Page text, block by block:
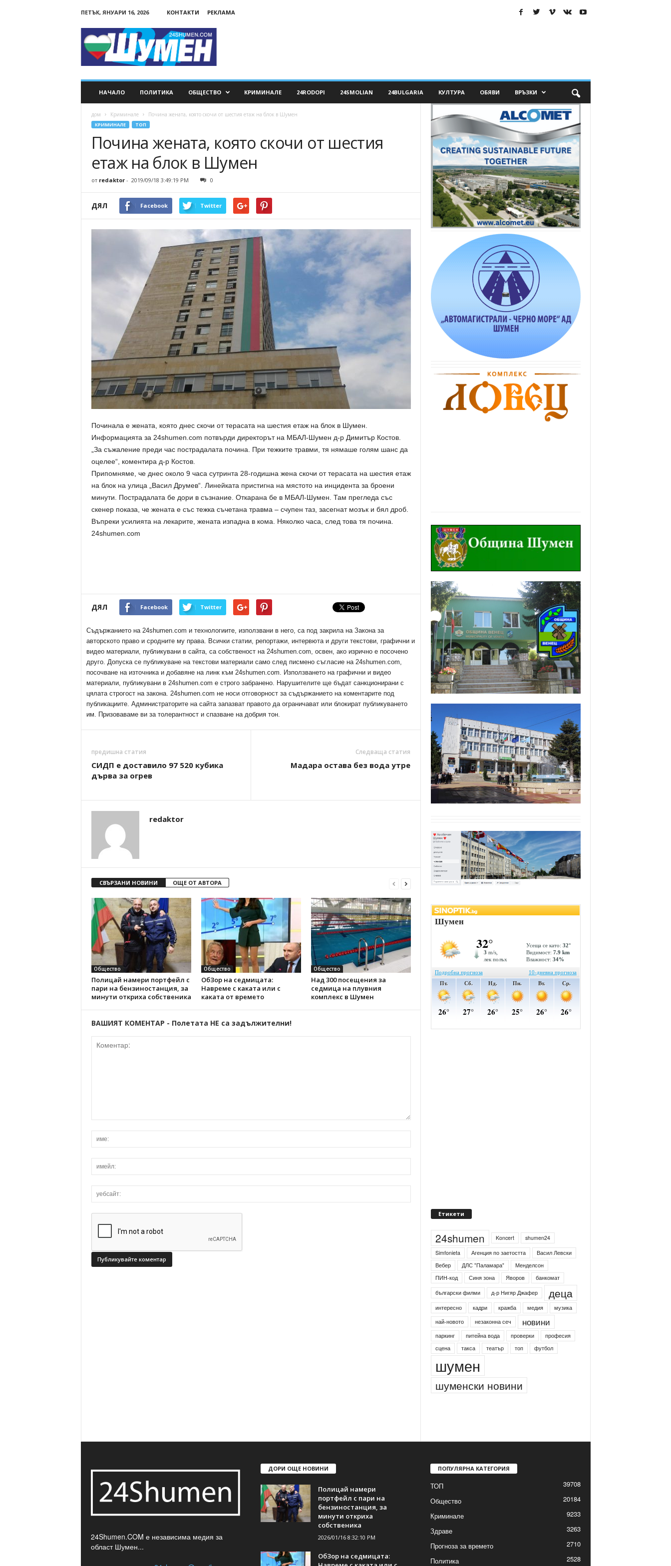
ПЕТЪК, ЯНУАРИ 16, 2026 КОНТАКТИ РЕКЛАМА
НАЧАЛО ПОЛИТИКА ОБЩЕСТВО КРИМИНАЛЕ 24RODOPI 24SMOLIAN 24BULGARIA КУЛТУРА ОБЯВИ ВРЪЗКИ
дом Криминале Почина жената, която скочи от шестия етаж на блок в Шумен
КРИМИНАЛЕ ТОП
Почина жената, която скочи от шестия
етаж на блок в Шумен
от redaktor- 2019/09/18 3:49:19 PM 0
ДЯЛ Facebook Twitter
Починала е жената, която днес скочи от терасата на шестия етаж на блок в Шумен.
Информацията за 24shumen.com потвърди директорът на МБАЛ-Шумен д-р Димитър Костов.
„За съжаление преди час пострадалата почина. При тежките травми, тя нямаше голям шанс да
оцелее“, коментира д-р Костов.
Припомняме, че днес около 9 часа сутринта 28-годишна жена скочи от терасата на шестия етаж
на блок на улица „Васил Друмев“. Линейката пристигна на мястото на инцидента за броени
минути. Пострадалата бе дори в съзнание. Откарана бе в МБАЛ-Шумен. Там прегледа със
скенер показа, че жената е със тежка съчетана травма – счупен таз, засегнат мозък и бял дроб.
Въпреки усилията на лекарите, жената изпадна в кома. Няколко часа, след това тя почина.
24shumen.com
ДЯЛ Facebook Twitter
Съдържанието на 24shumen.com и технологиите, използвани в него, са под закрила на Закона за
авторското право и сродните му права. Всички статии, репортажи, интервюта и други текстови, графични и
видео материали, публикувани в сайта, са собственост на 24shumen.com, освен, ако изрично е посочено
друго. Допуска се публикуване на текстови материали само след писмено съгласие на 24shumen.com,
посочване на източника и добавяне на линк към 24shumen.com. Използването на графични и видео
материали, публикувани в 24shumen.com е строго забранено. Нарушителите ще бъдат санкционирани с
цялата строгост на закона. 24shumen.com не носи отговорност за съдържанието на коментарите под
публикациите. Администраторите на сайта запазват правото да ограничават или блокират публикуването
им. Призоваваме ви за толерантност и спазване на добрия тон.
предишна статия
СИДП е доставило 97 520 кубика
дърва за огрев
Следваща статия
Мадара остава без вода утре
redaktor
СВЪРЗАНИ НОВИНИ ОЩЕ ОТ АВТОРА
Общество
Полицай намери портфейл с
пари на бензиностанция, за
минути откриха собственика
Общество
ОбЗор на седмицата:
Навреме с каката или с
каката от времето
Общество
Над 300 посещения за
седмица на плувния
комплекс в Шумен
ВАШИЯТ КОМЕНТАР - Полетата НЕ са задължителни!
Етикети
24shumen Koncert
shumen24
Simfonieta
Агенция по заетостта
Васил Левски
Вебер
ДЛС "Паламара"
Менделсон
ПИН-код
Синя зона Яворов
банкомат
български филми
д-р Нигяр Джафер деца
интересно кадри кражба медия
музика
най-новото
незаконна сеч новини
паркинг питейна вода проверки
професия
сцена
такса театър топ футбол
шумен
шуменски новини
24Shumen.COM е независима медия за
област Шумен...
ДОРИ ОЩЕ НОВИНИ
Полицай намери
портфейл с пари на
бензиностанция, за
минути откриха
собственика
2026/01/16 8:32:10 PM
ОбЗор на седмицата:
ПОПУЛЯРНА КАТЕГОРИЯ
ТОП
39708
Общество
20184
Криминале
9233
Здраве
3263
Прогноза за времето
2710
Политика
2528